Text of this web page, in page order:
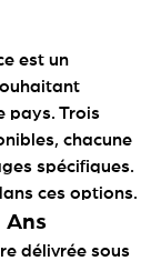
est un
pays. Trois
chacune
spécifiques.
ces options.
Ans
délivrée sous